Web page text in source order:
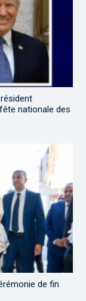
nationale des
de fin